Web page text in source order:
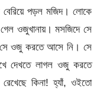
বেরিয়ে পড়ল মজিদ। লোকে
ওজুখানায়। মসজিদে সে
সে ওজু করতে আসে নি। সে
দেখতে লাগল ওজু করতে
রেখেছে কিনা! হ্যাঁ, ওইতো